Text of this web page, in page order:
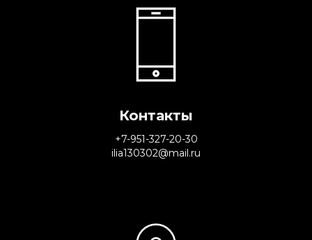
Контакты
+7-951-327-20-30
ilia130302@mail.ru